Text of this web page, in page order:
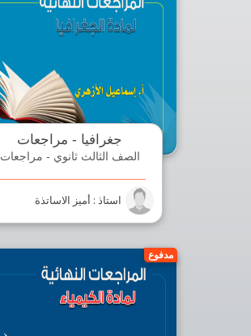
جغرافيا - مراجعات
الصف الثالث ثانوي - مراجعات
استاذ : أميز الاساتذة
مدفوع